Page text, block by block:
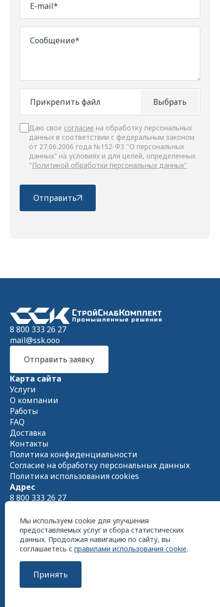
E-mail*
Сообщение*
Выбрать
Прикрепить файл
Даю свое согласие на обработку персональных
данных в соответствии с федеральным законом
от 27.06.2006 года №152-ФЗ "О персональных
данных" на условиях и для целей, определенных
"Политикой обработки персональных данных"
Отправить
8 800 333 26 27
mail@ssk.ooo
Отправить заявку
Карта сайта
Услуги
О компании
Работы
FAQ
Доставка
Контакты
Политика конфиденциальности
Согласие на обработку персональных данных
Политика использования cookies
Адрес
8 800 333 26 27
Пн - Чт 08:00 — 17:00 Пт 08:00 — 16:00
ООО «СтройСнабКомплект» 2026 г. Все права
защищены
Мы используем cookie для улучшения
предоставляемых услуг и сбора статистических
данных. Продолжая навигацию по сайту, вы
соглашаетесь с правилами использования cookie.
Принять